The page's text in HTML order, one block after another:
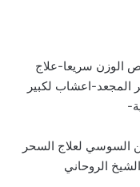
الوزن سريعا-علاج
اعشاب لكبير
السوسي لعلاج السحر
الروحاني